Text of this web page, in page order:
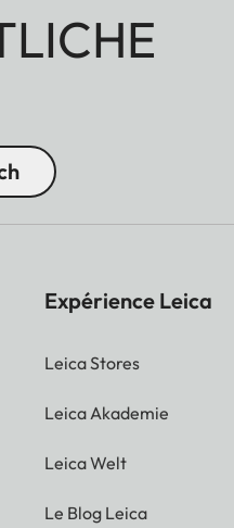
Expérience Leica
Leica Stores
Leica Akademie
Leica Welt
Le Blog Leica